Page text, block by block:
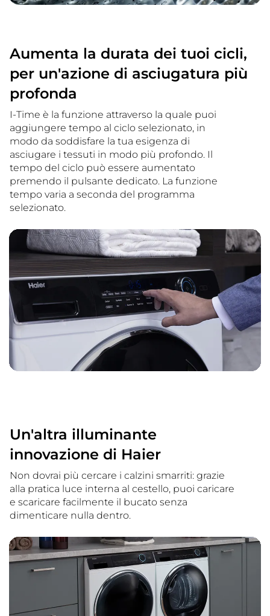
Aumenta la durata dei tuoi cicli,
per un'azione di asciugatura più
profonda
I-Time è la funzione attraverso la quale puoi
aggiungere tempo al ciclo selezionato, in
modo da soddisfare la tua esigenza di
asciugare i tessuti in modo più profondo. Il
tempo del ciclo può essere aumentato
premendo il pulsante dedicato. La funzione
tempo varia a seconda del programma
selezionato.
Un'altra illuminante
innovazione di Haier
Non dovrai più cercare i calzini smarriti: grazie
alla pratica luce interna al cestello, puoi caricare
e scaricare facilmente il bucato senza
dimenticare nulla dentro.